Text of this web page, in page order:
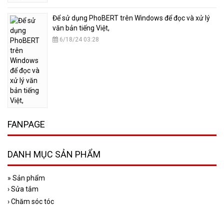
​Để sử dụng PhoBERT trên Windows để đọc và xử lý
văn bản tiếng Việt,
6/18/24 03:28
FANPAGE
DANH MỤC SẢN PHẨM
» Sản phẩm
›Sửa tắm
›Chăm sóc tóc